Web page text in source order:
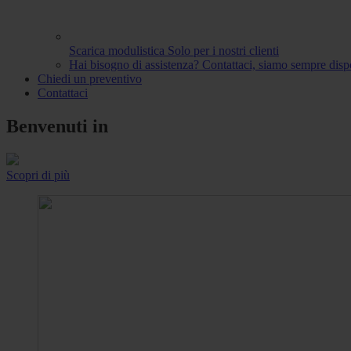
Scarica modulistica Solo per i nostri clienti
Hai bisogno di assistenza? Contattaci, siamo sempre
Chiedi un preventivo
Contattaci
Benvenuti in
Scopri di più